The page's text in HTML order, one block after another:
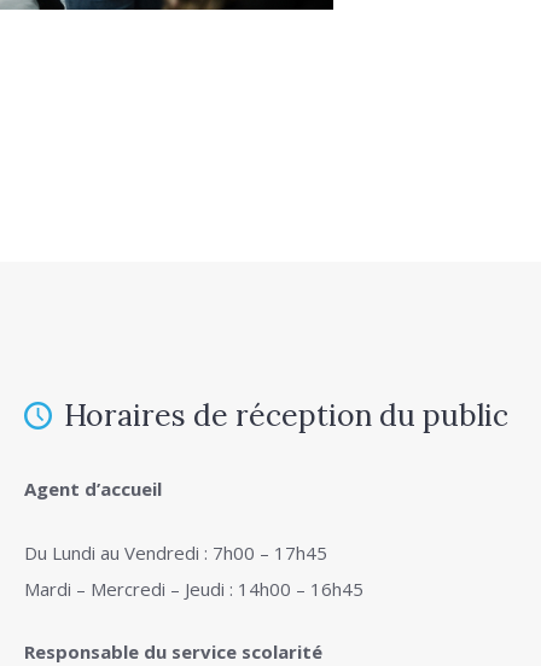
Horaires de réception du public
Agent d’accueil
Du Lundi au Vendredi : 7h00 – 17h45
Mardi – Mercredi – Jeudi : 14h00 – 16h45
Responsable du service scolarité